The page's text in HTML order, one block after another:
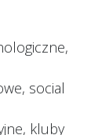
social
kluby